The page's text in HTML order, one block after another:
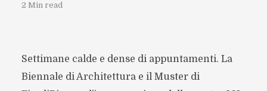
2 Min read
Settimane calde e dense di appuntamenti. La
Biennale di Architettura e il Muster di